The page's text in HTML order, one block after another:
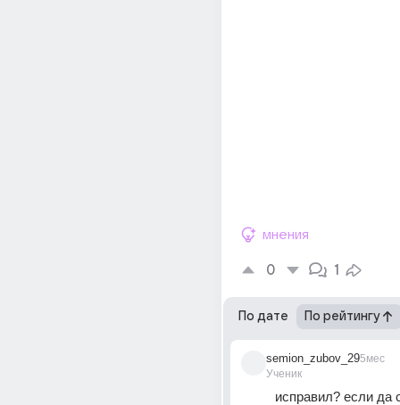
мнения
0 1
По дате По рейтингу
semion_zubov_29
Ученик
5мес
исправил? если да